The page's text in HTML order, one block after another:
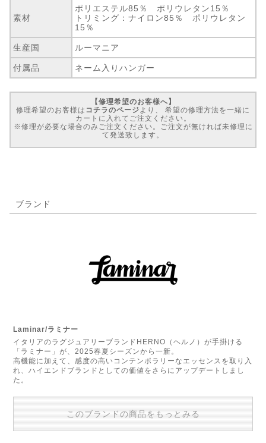
素材
ポリエステル85％ ポリウレタン15％
トリミング：ナイロン85％ ポリウレタン
15％
生産国 ルーマニア
付属品 ネーム入りハンガー
【修理希望のお客様へ】
修理希望のお客様は コチラのページより、 希望の修理方法を一緒に
カートに入れてご注文ください。
※修理が必要な場合のみご注文ください。ご注文が無ければ未修理に
て発送致します。
ブランド
Laminar/ラミナー
イタリアのラグジュアリーブランドHERNO（ヘルノ）が手掛ける
「ラミナー」が、2025春夏シーズンから一新。
高機能に加えて、感度の高いコンテンポラリーなエッセンスを取り入
れ、ハイエンドブランドとしての価値をさらにアップデートしまし
た。
このブランドの商品をもっとみる